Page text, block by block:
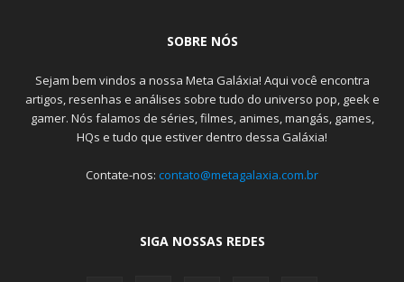
SOBRE NÓS
Sejam bem vindos a nossa Meta Galáxia! Aqui você encontra
artigos, resenhas e análises sobre tudo do universo pop, geek e
gamer. Nós falamos de séries, filmes, animes, mangás, games,
HQs e tudo que estiver dentro dessa Galáxia!
Contate-nos: contato@metagalaxia.com.br
SIGA NOSSAS REDES